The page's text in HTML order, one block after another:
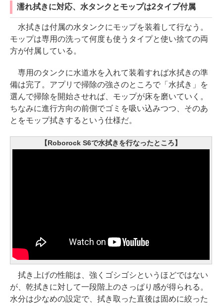
濡れ拭きに対応、水タンクとモップは2タイプ付属
水拭きは付属の水タンクにモップを装着して行なう。
モップは専用の洗って何度も使うタイプと使い捨ての両
方が付属している。
専用のタンクに水道水を入れて装着すれば水拭きの準
備は完了。アプリで掃除の強さのところで「水拭き」を
選んで掃除を開始させれば、モップが床を磨いていく。
ちなみに進行方向の前側でゴミを吸い込みつつ、そのあ
とをモップ拭きするという仕様だ。
【Roborock S6で水拭きを行なったところ】
拭き上げの性能は、強くゴシゴシというほどではない
が、乾拭きに対して一段階上のさっぱり感が得られる。
水分は少なめの設定で、拭き取った直後は固めに絞った